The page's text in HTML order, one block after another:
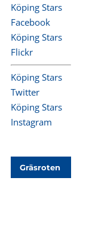
Köping Stars
Facebook
Köping Stars
Flickr
Köping Stars
Twitter
Köping Stars
Instagram
Gräsroten